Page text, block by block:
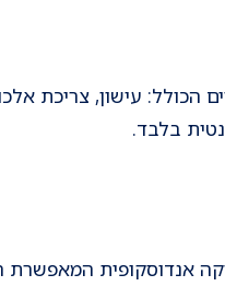
הכולל: עישון, צריכת
בלבד.
אנדוסקופית המאפשרת